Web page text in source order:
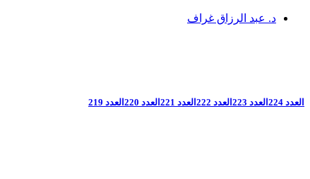
د. عبد الرزاق غراف
العدد 224 العدد 223 العدد 222 العدد 221 العدد 220 العدد 219